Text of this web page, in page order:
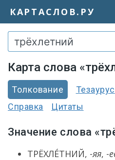
КАРТАСЛОВ.РУ
Карта слова
Толкование Тезаурус
Справка
Цитаты
Значение слова
ТРЁХЛЕ́ТНИЙ, -яя, -